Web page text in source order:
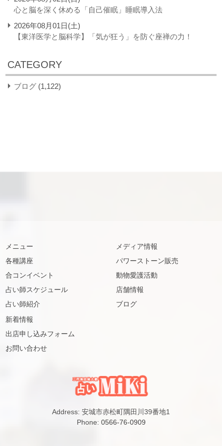
心と脳を深く休める「自己催眠」睡眠導入法
2026年08月01日(土)
【東洋医学と脳科学】「気が狂う」を防ぐ座禅の力！
CATEGORY
ブログ (1,122)
メニュー
各種講座
合コンイベント
占い師スケジュール
占い師紹介
メディア情報
パワーストーン販売
動物愛護活動
店舗情報
ブログ
新着情報
出店申し込みフォーム
お問い合わせ
Address: 安城市赤松町隅田川39番地1
Phone: 0566-76-0909